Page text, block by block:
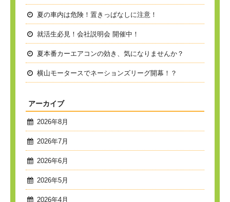
夏の車内は危険！置きっぱなしに注意！
就活生必見！会社説明会 開催中！
夏本番カーエアコンの効き、気になりませんか？
横山モータースでネーションズリーグ開幕！？
アーカイブ
2026年8月
2026年7月
2026年6月
2026年5月
2026年4月